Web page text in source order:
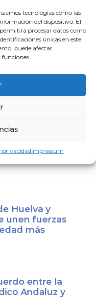
tecnologías como las
del dispositivo. El
procesar datos como
únicas en este
puede afectar
privacidadImpressum
la confianza de los
quienes están
con sentido
sanitarios y
y en la
cierra su
sobre
en las
Huelva y
unen fuerzas
más
entre la
Andaluz y